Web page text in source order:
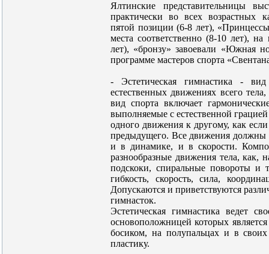
Ялтинские представительницы
практически во всех возрастных
пятой позиции (6-8 лет),
места соответственно (8-10 лет),
лет), «бронзу» завоевали «Южная
программе мастеров спорта
- Эстетическая гимнастика -
естественных движениях всего
вид спорта включает
выполняемые с естественной
одного движения к другому, как
предыдущего. Все движения должны
и в динамике, и в скорости.
разнообразные движения тела,
подскоки, спиральные повороты и
гибкость, скорость, сила,
Допускаются и приветствуются
гимнасток.
Эстетическая гимнастика ведет
основоположницей которых
босиком, на полупальцах и в своих
пластику.